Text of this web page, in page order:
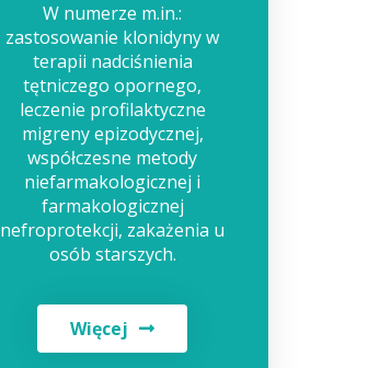
W numerze m.in.:
zastosowanie klonidyny w
terapii nadciśnienia
tętniczego opornego,
leczenie profilaktyczne
migreny epizodycznej,
współczesne metody
niefarmakologicznej i
farmakologicznej
nefroprotekcji, zakażenia u
osób starszych.
Więcej